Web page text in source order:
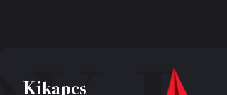
Kikapcs